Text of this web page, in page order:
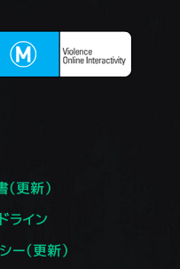
更新）
ライン
ー（更新）